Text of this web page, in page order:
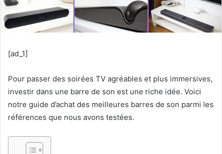
[ad_1]
Pour passer des soirées TV agréables et plus immersives,
investir dans une barre de son est une riche idée. Voici
notre guide d’achat des meilleures barres de son parmi les
références que nous avons testées.